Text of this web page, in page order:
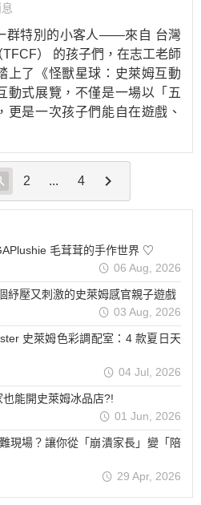
群特別的小客人——來自 台灣
） 的孩子們，在志工老師
上了《怪獸星球：史萊姆互動
動式展覽，不僅是一場以「五
更是一次孩子們能自在遊戲、
2 ... 4
毛茸茸的手作世界 ♡
06 Aug, 2026
紓壓又刺激的史萊姆感官親子遊戲
03 Aug, 2026
史萊姆色彩調配室：4 款夏日天
04 Jul, 2026
也能開史萊姆冰品店?!
01 Jun, 2026
現場？讓你從「崩潰家長」變「陪
29 Apr, 2026